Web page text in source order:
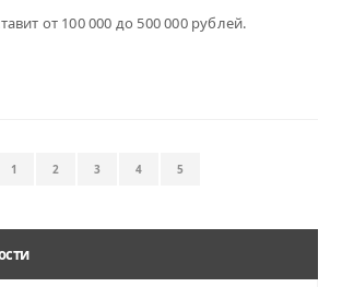
от 100 000 до 500 000 рублей.
1 2 3 4 5